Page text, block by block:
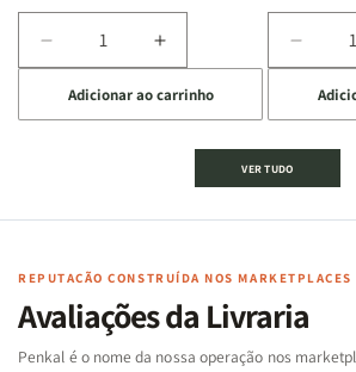
Diminuir
a
quantidade
de
Cartas
Famílias
Bíblia
-
Aumentar
a
quantidade
de
Jogo
Cartas
Famílias
da
Bíblia
-
Adicionar ao carrinho
a
de
Jogo
|
de
VER TUDO
REPUTAÇÃO CONSTRUÍDA NOS MARKETPLACES
Avaliações da Livraria
Penkal é o nome da nossa operação nos